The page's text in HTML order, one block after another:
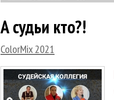
А судьи кто?!
ColorMix 2021